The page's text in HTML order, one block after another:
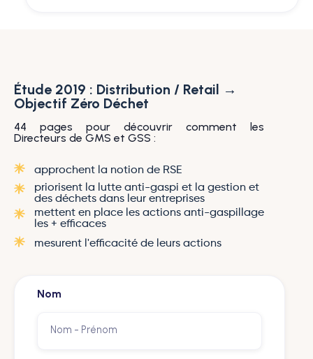
Étude 2019 : Distribution / Retail →
Objectif Zéro Déchet
44 pages pour découvrir comment les
Directeurs de GMS et GSS :
approchent la notion de RSE
priorisent la lutte anti-gaspi et la gestion et
des déchets dans leur entreprises
mettent en place les actions anti-gaspillage
les + efficaces
mesurent l'efficacité de leurs actions
Nom